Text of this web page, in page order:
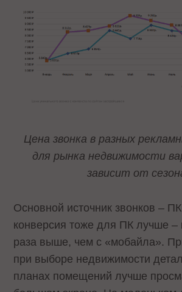
Цена звонка в разных
для рынка недвижимости
зависит от
Основной источник звонков –
конверсия тоже для ПК лучше –
раза выше, чем с «мобайла».
при выборе недвижимости
планах помещений лучше